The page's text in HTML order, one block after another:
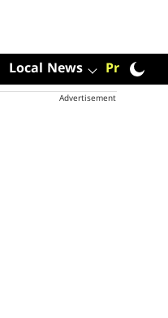
Local News Premium
Advertisement